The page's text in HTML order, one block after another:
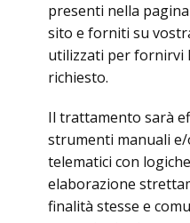
presenti nella
sito e forniti su
utilizzati per fornirvi
richiesto.
Il trattamento sarà
strumenti manuali
telematici con
elaborazione
finalità stesse e